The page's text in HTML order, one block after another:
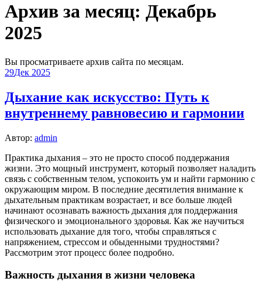
Архив за месяц: Декабрь
2025
Вы просматриваете архив сайта по месяцам.
29Дек 2025
Дыхание как искусство: Путь к
внутреннему равновесию и гармонии
Автор: admin
Практика дыхания – это не просто способ поддержания
жизни. Это мощный инструмент, который позволяет наладить
связь с собственным телом, успокоить ум и найти гармонию с
окружающим миром. В последние десятилетия внимание к
дыхательным практикам возрастает, и все больше людей
начинают осознавать важность дыхания для поддержания
физического и эмоционального здоровья. Как же научиться
использовать дыхание для того, чтобы справляться с
напряжением, стрессом и обыденными трудностями?
Рассмотрим этот процесс более подробно.
Важность дыхания в жизни человека